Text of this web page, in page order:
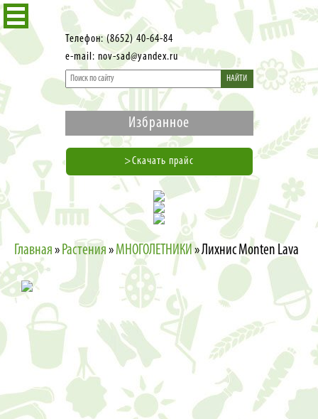
Телефон: (8652) 40-64-84
e-mail: nov-sad@yandex.ru
НАЙТИ
Избранное
>Скачать прайс
Главная» Растения»МНОГОЛЕТНИКИ»Лихнис Monten Lava